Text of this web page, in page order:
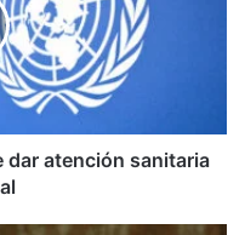
dar atención sanitaria